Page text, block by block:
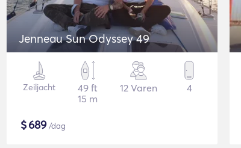
Jenneau Sun Odyssey 49
Zeiljacht
49 ft
15 m
12 Varen 4
$689/dag